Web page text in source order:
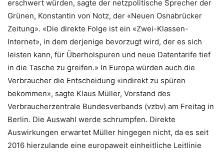
erschwert würden, sagte der netzpolitische Sprecher der
Grünen, Konstantin von Notz, der «Neuen Osnabrücker
Zeitung». «Die direkte Folge ist ein «Zwei-Klassen-
Internet», in dem derjenige bevorzugt wird, der es sich
leisten kann, für Überholspuren und neue Datentarife tief
in die Tasche zu greifen.» In Europa würden auch die
Verbraucher die Entscheidung «indirekt zu spüren
bekommen», sagte Klaus Müller, Vorstand des
Verbraucherzentrale Bundesverbands (vzbv) am Freitag in
Berlin. Die Auswahl werde schrumpfen. Direkte
Auswirkungen erwartet Müller hingegen nicht, da es seit
2016 hierzulande eine europaweit einheitliche Leitlinie